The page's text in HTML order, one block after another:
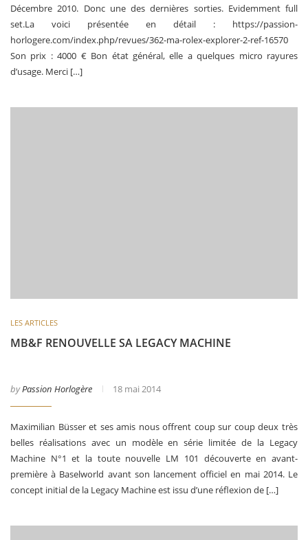
Décembre 2010. Donc une des dernières sorties. Evidemment full
set.La voici présentée en détail : https://passion-
horlogere.com/index.php/revues/362-ma-rolex-explorer-2-ref-16570
Son prix : 4000 € Bon état général, elle a quelques micro rayures
d’usage. Merci […]
LES ARTICLES
MB&F RENOUVELLE SA LEGACY MACHINE
byPassion Horlogère 18 mai 2014
Maximilian Büsser et ses amis nous offrent coup sur coup deux très
belles réalisations avec un modèle en série limitée de la Legacy
Machine N°1 et la toute nouvelle LM 101 découverte en avant-
première à Baselworld avant son lancement officiel en mai 2014. Le
concept initial de la Legacy Machine est issu d’une réflexion de […]